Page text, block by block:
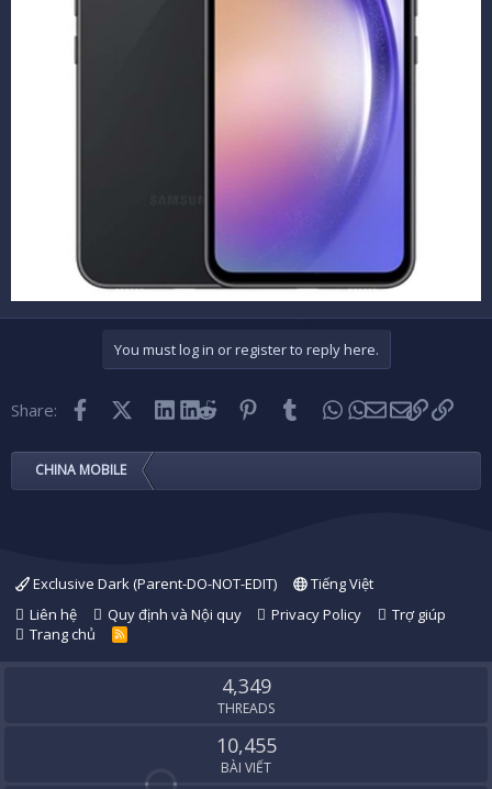
You must log in or register to reply here.
Share: FacebookX (Twitter)LinkedIn
Reddit PinterestTumblr WhatsApp
EmailLink
CHINA MOBILE
Exclusive Dark (Parent-DO-NOT-EDIT)
Tiếng Việt
Liên hệ
Quy định và Nội quy Privacy Policy
Trợ giúp
Trang chủ
R
S
4,349
THREADS
10,455
BÀI VIẾT